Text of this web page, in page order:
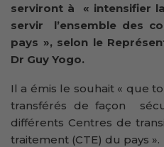
serviront à « intensifier
servir l’ensemble des
pays », selon le
Dr Guy Yogo.
Il a émis le souhait « que
transférés de façon
différents Centres de
traitement (CTE) du pays ».